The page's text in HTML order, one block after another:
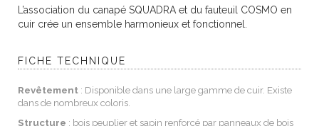
L’association du canapé SQUADRA et du fauteuil COSMO en
cuir crée un ensemble harmonieux et fonctionnel.
FICHE TECHNIQUE
Revêtement : Disponible dans une large gamme de cuir. Existe
dans de nombreux coloris.
Structure : bois peuplier et sapin renforcé par panneaux de bois